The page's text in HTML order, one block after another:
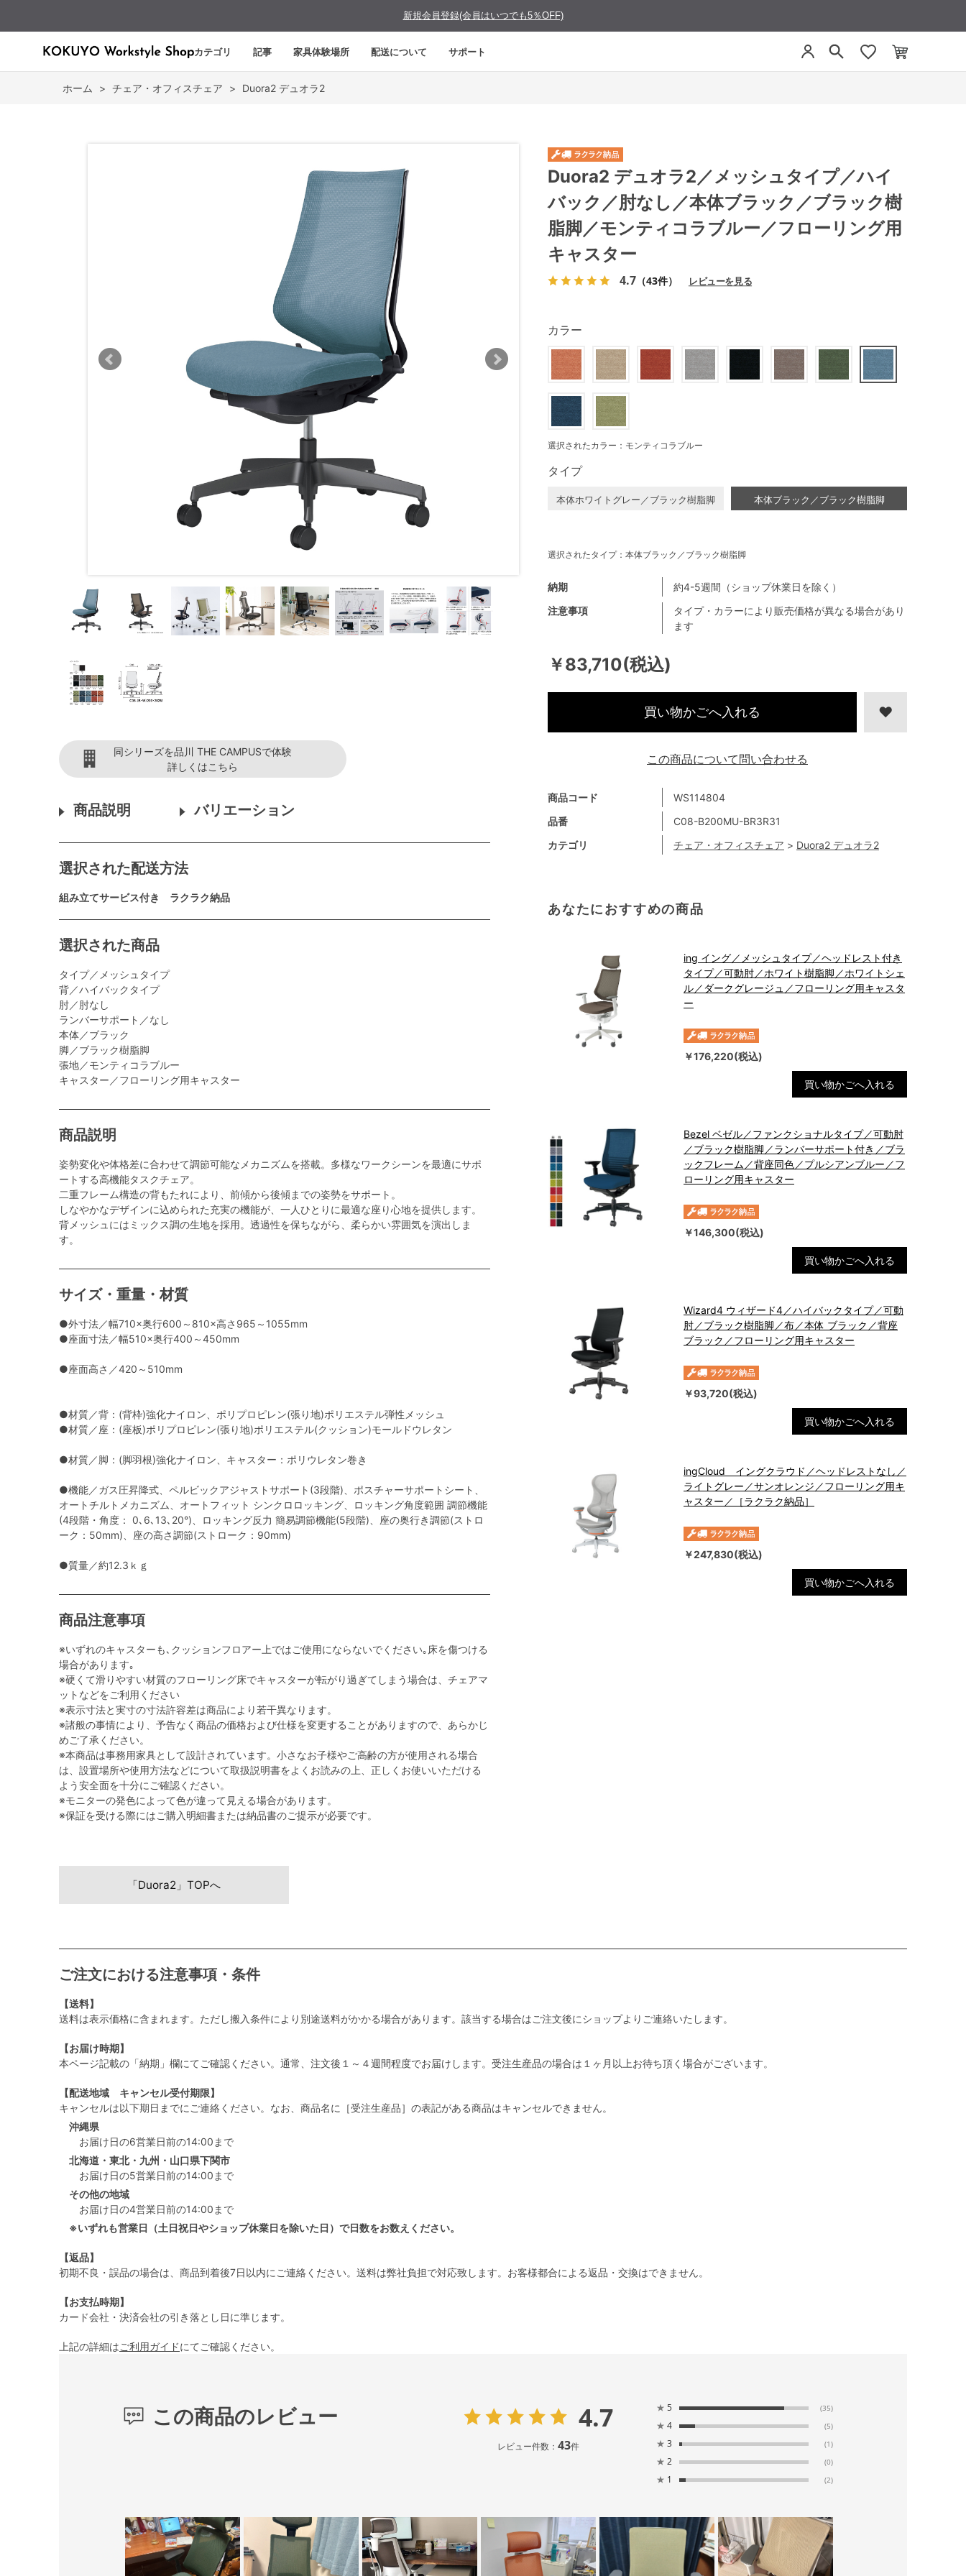
新規会員登録(会員はいつでも5％OFF)
カテゴリ 記事 家具体験場所 配送について サポート
ホーム > チェア・オフィスチェア > Duora2 デュオラ2
同シリーズを品川 THE CAMPUSで体験
詳しくはこちら
商品説明 バリエーション
選択された配送方法
組み立てサービス付き ラクラク納品
選択された商品
タイプ／メッシュタイプ
背／ハイバックタイプ
肘／肘なし
ランバーサポート／なし
本体／ブラック
脚／ブラック樹脂脚
張地／モンティコラブルー
キャスター／フローリング用キャスター
商品説明
姿勢変化や体格差に合わせて調節可能なメカニズムを搭載。多様なワークシーンを最適にサポ
ートする高機能タスクチェア。
二重フレーム構造の背もたれにより、前傾から後傾までの姿勢をサポート。
しなやかなデザインに込められた充実の機能が、一人ひとりに最適な座り心地を提供します。
背メッシュにはミックス調の生地を採用。透過性を保ちながら、柔らかい雰囲気を演出しま
す。
サイズ・重量・材質
●外寸法／幅710×奥行600～810×高さ965～1055mm
●座面寸法／幅510×奥行400～450mm
●座面高さ／420～510mm
●材質／背：(背枠)強化ナイロン、ポリプロピレン(張り地)ポリエステル弾性メッシュ
●材質／座：(座板)ポリプロピレン(張り地)ポリエステル(クッション)モールドウレタン
●材質／脚：(脚羽根)強化ナイロン、キャスター：ポリウレタン巻き
●機能／ガス圧昇降式、ペルビックアジャストサポート(3段階)、ポスチャーサポートシート、
オートチルトメカニズム、オートフィット シンクロロッキング、ロッキング角度範囲 調節機能
(4段階・角度： 0､6､13､20°)、ロッキング反力 簡易調節機能(5段階)、座の奥行き調節(ストロ
ーク：50mm)、座の高さ調節(ストローク：90mm)
●質量／約12.3ｋｇ
商品注意事項
※いずれのキャスターも､クッションフロアー上ではご使用にならないでください｡床を傷つける
場合があります｡
※硬くて滑りやすい材質のフローリング床でキャスターが転がり過ぎてしまう場合は、チェアマ
ットなどをご利用ください
※表示寸法と実寸の寸法許容差は商品により若干異なります。
※諸般の事情により、予告なく商品の価格および仕様を変更することがありますので、あらかじ
めご了承ください。
※本商品は事務用家具として設計されています。小さなお子様やご高齢の方が使用される場合
は、設置場所や使用方法などについて取扱説明書をよくお読みの上、正しくお使いいただける
よう安全面を十分にご確認ください。
※モニターの発色によって色が違って見える場合があります。
※保証を受ける際にはご購入明細書または納品書のご提示が必要です。
Duora2 デュオラ2／メッシュタイプ／ハイ
バック／肘なし／本体ブラック／ブラック樹
脂脚／モンティコラブルー／フローリング用
キャスター
4.7 （43件） レビューを見る
￥83,710(税込)
商品コード
WS114804
品番
C08-B200MU-BR3R31
カテゴリ
チェア・オフィスチェア > Duora2 デュオラ2
注意事項
タイプ・カラーにより販売価格が異なる場合があり
ます
納期 約4-5週間（ショップ休業日を除く）
カラー
選択されたカラー：モンティコラブルー
タイプ
本体ホワイトグレー／ブラック樹脂脚 本体ブラック／ブラック樹脂脚
選択されたタイプ：本体ブラック／ブラック樹脂脚
買い物かごへ入れる
あなたにおすすめの商品
ing イング／メッシュタイプ／ヘッドレスト付き
タイプ／可動肘／ホワイト樹脂脚／ホワイトシェ
ル／ダークグレージュ／フローリング用キャスタ
ー
￥176,220(税込)
買い物かごへ入れる
Bezel ベゼル／ファンクショナルタイプ／可動肘
／ブラック樹脂脚／ランバーサポート付き／ブラ
ックフレーム／背座同色／プルシアンブルー／フ
ローリング用キャスター
￥146,300(税込)
買い物かごへ入れる
Wizard4 ウィザード4／ハイバックタイプ／可動
肘／ブラック樹脂脚／布／本体 ブラック／背座
ブラック／フローリング用キャスター
￥93,720(税込)
買い物かごへ入れる
ingCloud イングクラウド／ヘッドレストなし／
ライトグレー／サンオレンジ／フローリング用キ
ャスター／［ラクラク納品］
￥247,830(税込)
買い物かごへ入れる
この商品について問い合わせる
「Duora2」TOPへ
ご注文における注意事項・条件
【送料】
送料は表示価格に含まれます。ただし搬入条件により別途送料がかかる場合があります。該当する場合はご注文後にショップよりご連絡いたします。
【お届け時期】
本ページ記載の「納期」欄にてご確認ください。通常、注文後１～４週間程度でお届けします。受注生産品の場合は１ヶ月以上お待ち頂く場合がございます。
【配送地域 キャンセル受付期限】
キャンセルは以下期日までにご連絡ください。なお、商品名に［受注生産品］の表記がある商品はキャンセルできません。
沖縄県
お届け日の6営業日前の14:00まで
北海道・東北・九州・山口県下関市
お届け日の5営業日前の14:00まで
その他の地域
お届け日の4営業日前の14:00まで
※いずれも営業日（土日祝日やショップ休業日を除いた日）で日数をお数えください。
【返品】
初期不良・誤品の場合は、商品到着後7日以内にご連絡ください。送料は弊社負担で対応致します。お客様都合による返品・交換はできません。
【お支払時期】
カード会社・決済会社の引き落とし日に準じます。
上記の詳細はご利用ガイドにてご確認ください。
この商品のレビュー 4.7
レビュー件数： 43件
★ 5 (35)
★ 4 (5)
★ 3 (1)
★ 2 (0)
★ 1 (2)